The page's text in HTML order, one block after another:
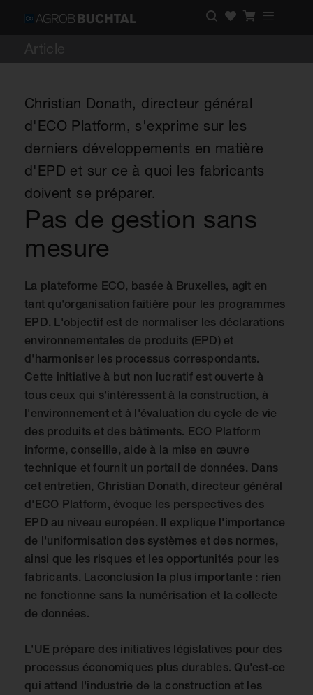
Article
Christian Donath, directeur général
d'ECO Platform, s'exprime sur les
derniers développements en matière
d'EPD et sur ce à quoi les fabricants
doivent se préparer.
Pas de gestion sans
mesure
La plateforme ECO, basée à Bruxelles, agit en
tant qu'organisation faîtière pour les programmes
EPD. L'objectif est de normaliser les déclarations
environnementales de produits (EPD) et
d'harmoniser les processus correspondants.
Cette initiative à but non lucratif est ouverte à
tous ceux qui s'intéressent à la construction, à
l'environnement et à l'évaluation du cycle de vie
des produits et des bâtiments. ECO Platform
informe, conseille, aide à la mise en œuvre
technique et fournit un portail de données. Dans
cet entretien, Christian Donath, directeur général
d'ECO Platform, évoque les perspectives des
EPD au niveau européen. Il explique l'importance
de l'uniformisation des systèmes et des normes,
ainsi que les risques et les opportunités pour les
fabricants. Laconclusion la plus importante : rien
ne fonctionne sans la numérisation et la collecte
de données.
L'UE prépare des initiatives législatives pour des
processus économiques plus durables. Qu'est-ce
qui attend l'industrie de la construction et les